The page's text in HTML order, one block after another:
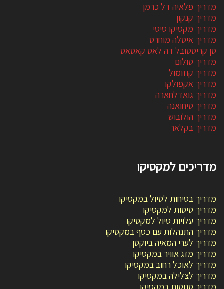
מדריך פלאיה דל כרמן
מדריך קנקון
מדריך מקסיקו סיטי
מדריך איסלה מוחרס
סן קריסטובל דה לאס קאסאס
מדריך טולום
מדריך קוזומול
מדריך אקפולקו
מדריך גואדלחארה
מדריך טיחואנה
מדריך הולובוש
מדריך בקלאר
מדריכים למקסיקו
מדריך בטיחות לטיול במקסיקו
מדריך טיסות למקסיקו
מדריך עלויות טיול למקסיקו
מדריך התנהלות עם כסף במקסיקו
מדריך לערי המאיה ביוקטן
מדריך מזג אוויר במקסיקו
מדריך לאוכל רחוב במקסיקו
מדריך לצלילה במקסיקו